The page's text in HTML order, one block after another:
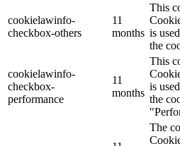
cookielawinfo-
checkbox-others
11
months
This
is
the
cookielawinfo-
checkbox-
performance
11
months
This
is
the
The